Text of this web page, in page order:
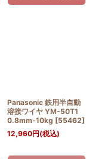
Panasonic 鉄用半自動
溶接ワイヤ YM-50T1
0.8mm-10kg [55462]
12,960円(税込)